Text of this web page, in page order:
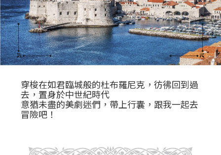
穿梭在如君臨城般的杜布羅尼克，彷彿回到過
去，置身於中世紀時代
意猶未盡的美劇迷們，帶上行囊，跟我一起去
冒險吧！